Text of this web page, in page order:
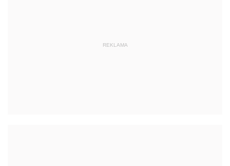
REKLAMA